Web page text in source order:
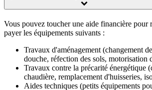
Vous pouvez toucher une aide financière pour
payer les équipements suivants :
Travaux d'aménagement (changement
douche, réfection des sols, motorisation
Travaux contre la précarité énergétique
chaudière, remplacement d'huisseries,
Aides techniques (petits équipements